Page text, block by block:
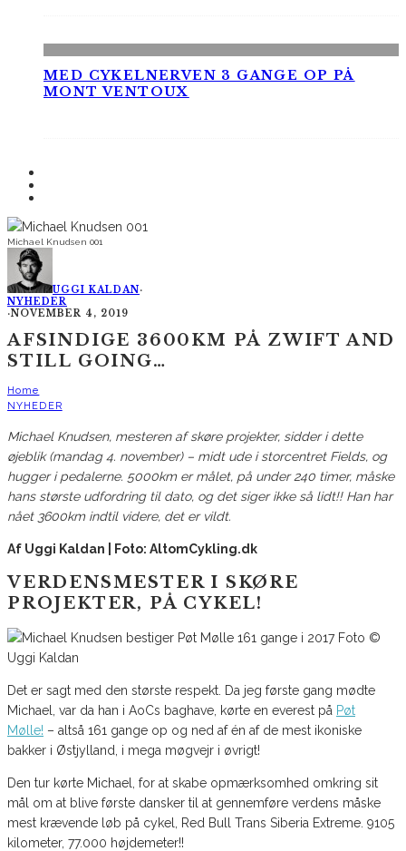
MED CYKELNERVEN 3 GANGE OP PÅ
MONT VENTOUX
Michael Knudsen 001
UGGI KALDAN·
NYHEDER
·NOVEMBER 4, 2019
AFSINDIGE 3600KM PÅ ZWIFT AND
STILL GOING…
Home
NYHEDER
Michael Knudsen, mesteren af skøre projekter, sidder i dette
øjeblik (mandag 4. november) – midt ude i storcentret Fields, og
hugger i pedalerne. 5000km er målet, på under 240 timer, måske
hans største udfordring til dato, og det siger ikke så lidt!! Han har
nået 3600km indtil videre, det er vildt.
Af Uggi Kaldan | Foto: AltomCykling.dk
VERDENSMESTER I SKØRE
PROJEKTER, PÅ CYKEL!
Det er sagt med den største respekt. Da jeg første gang mødte
Michael, var da han i AoCs baghave, kørte en everest på Pøt
Mølle! – altså 161 gange op og ned af én af de mest ikoniske
bakker i Østjylland, i mega møgvejr i øvrigt!
Den tur kørte Michael, for at skabe opmærksomhed omkring sit
mål om at blive første dansker til at gennemføre verdens måske
mest krævende løb på cykel, Red Bull Trans Siberia Extreme. 9105
kilometer, 77.000 højdemeter!!